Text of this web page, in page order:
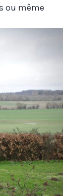
ou même